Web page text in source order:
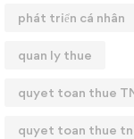
phát triển cá nhân
quan ly thue
quyet toan thue
quyet toan thue